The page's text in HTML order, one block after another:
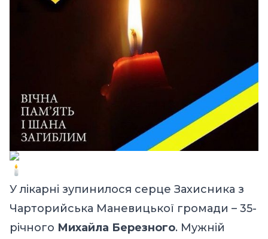
У лікарні зупинилося серце Захисника з
Чарторийська Маневицької громади – 35-
річного Михайла Березного. Мужній